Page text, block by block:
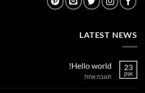
LATEST NEWS
23
אוק
Hello world!
תגובה אחתעל